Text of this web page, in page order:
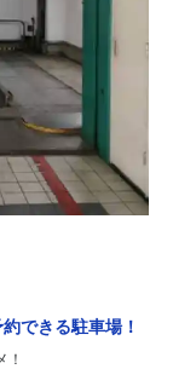
できる駐車場！
！